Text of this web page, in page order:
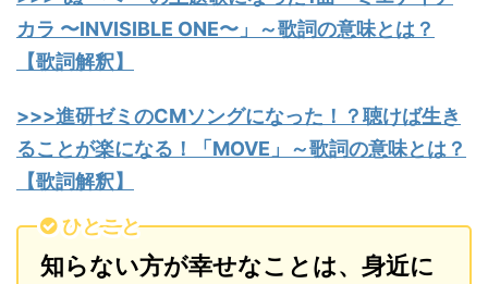
カラ 〜INVISIBLE ONE〜」～歌詞の意味とは？
【歌詞解釈】
>>>進研ゼミのCMソングになった！？聴けば生き
ることが楽になる！「MOVE」～歌詞の意味とは？
【歌詞解釈】
ひとこと
知らない方が幸せなことは、身近に